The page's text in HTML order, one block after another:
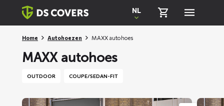
Skiplinks
NL
Home Autohoezen MAXX autohoes
MAXX autohoes
OUTDOOR COUPE/SEDAN-FIT